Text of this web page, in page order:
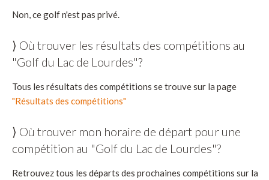
Non, ce golf n'est pas privé.
⟩ Où trouver les résultats des compétitions au
"Golf du Lac de Lourdes"?
Tous les résultats des compétitions se trouve sur la page
"Résultats des compétitions"
⟩ Où trouver mon horaire de départ pour une
compétition au "Golf du Lac de Lourdes"?
Retrouvez tous les départs des prochaines compétitions sur la